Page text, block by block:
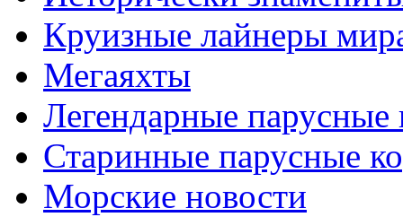
Круизные лайнеры
Мегаяхты
Легендарные парусные
Старинные парусные
Морские новости